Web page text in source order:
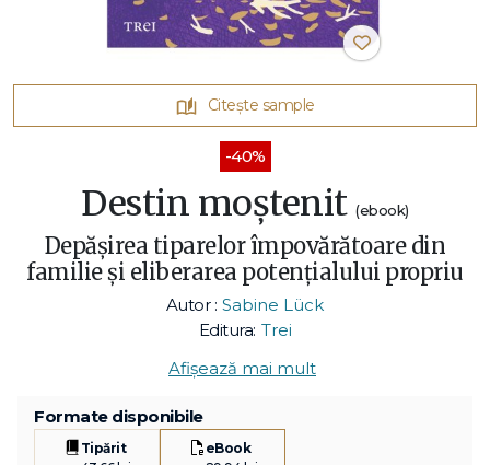
Citește sample
-40%
Destin moștenit(ebook)
Depășirea tiparelor împovărătoare din
familie și eliberarea potențialului propriu
Autor : Sabine Lück
Editura: Trei
Afișează mai mult
Formate disponibile
Tipărit
eBook